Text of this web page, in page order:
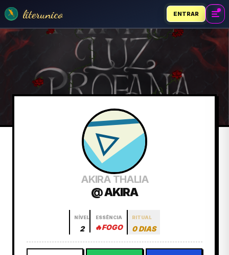
literunico ENTRAR
AKIRA THALIA
@ AKIRA
NÍVEL
2
ESSÊNCIA
🔥FOGO
RITUAL
0 DIAS